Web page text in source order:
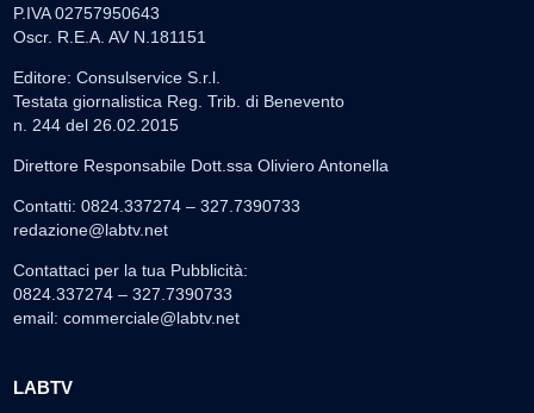
P.IVA 02757950643
Oscr. R.E.A. AV N.181151
Editore: Consulservice S.r.l.
Testata giornalistica Reg. Trib. di Benevento
n. 244 del 26.02.2015
Direttore Responsabile Dott.ssa Oliviero Antonella
Contatti: 0824.337274 – 327.7390733
redazione@labtv.net
Contattaci per la tua Pubblicità:
0824.337274 – 327.7390733
email: commerciale@labtv.net
LABTV